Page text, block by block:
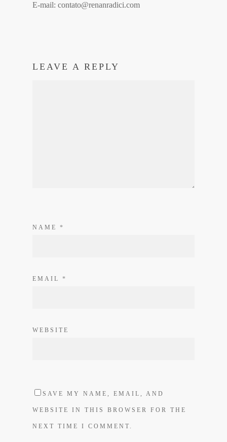
E-mail: contato@renanradici.com
LEAVE A REPLY
NAME *
EMAIL *
WEBSITE
SAVE MY NAME, EMAIL, AND
WEBSITE IN THIS BROWSER FOR THE
NEXT TIME I COMMENT.